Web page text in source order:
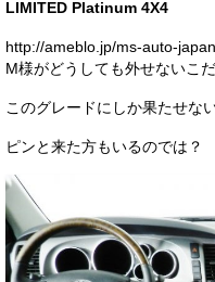
LIMITED Platinum 4X4
http://ameblo.jp/ms-auto-
M様がどうしても外せないこ
このグレードにしか果たせな
ピンと来た方もいるのでは？